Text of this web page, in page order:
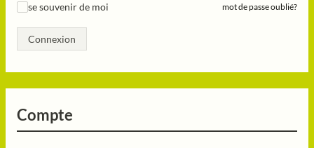
se souvenir de moi mot de passe oublié?
Connexion
Compte